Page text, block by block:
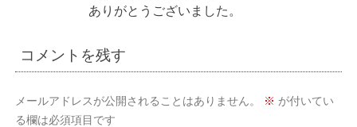
ありがとうございました。
コメントを残す
メールアドレスが公開されることはありません。 ※ が付いてい
る欄は必須項目です